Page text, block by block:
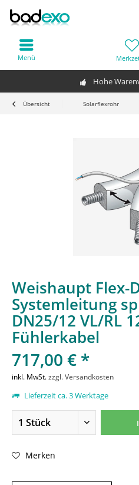
Hohe
Menü
Übersicht Solarflexrohr
Weishaupt Flex-
Systemleitung
DN25/12 VL/RL
Fühlerkabel
717,00 € *
inkl. MwSt.zzgl. Versandkosten
Lieferzeit ca. 3 Werktage
Merken